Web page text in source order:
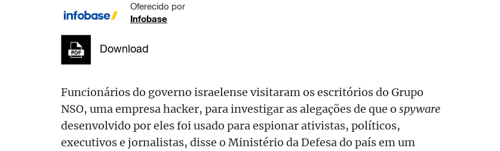
Oferecido por
Infobase
Download
Funcionários do governo israelense visitaram os escritórios do Grupo
NSO, uma empresa hacker, para investigar as alegações de que o spyware
desenvolvido por eles foi usado para espionar ativistas, políticos,
executivos e jornalistas, disse o Ministério da Defesa do país em um